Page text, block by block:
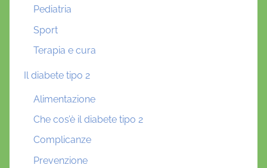
Pediatria
Sport
Terapia e cura
Il diabete tipo 2
Alimentazione
Che cos’è il diabete tipo 2
Complicanze
Prevenzione